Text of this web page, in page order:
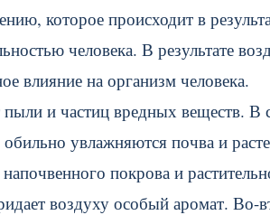
которое происходит в
человека. В результате
влияние на организм человека.
и частиц вредных веществ. В
увлажняются почва и
покрова и
воздуху особый аромат. Во-